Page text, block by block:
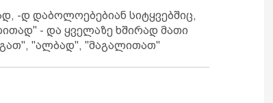
-დ დაბოლოებებიან სიტყვებშიც,
- და ყველაზე ხშირად მათი
"ალბად", "მაგალითათ"